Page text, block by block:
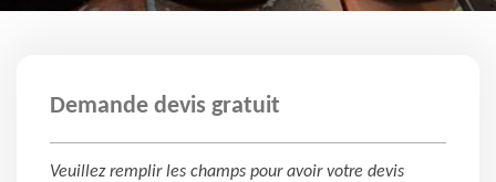
Demande devis gratuit
Veuillez remplir les champs pour avoir votre devis